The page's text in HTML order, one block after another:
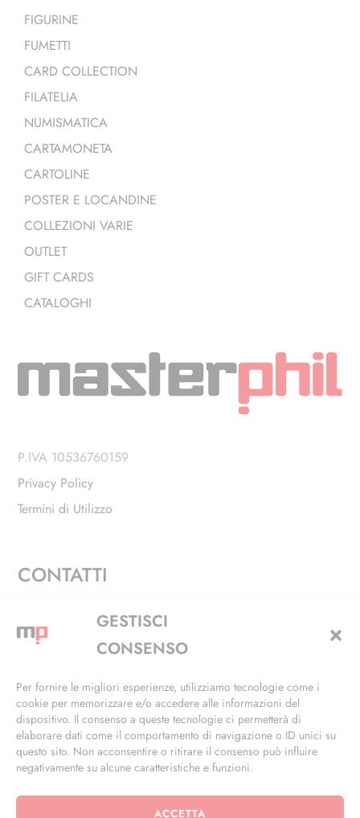
GESTISCI
CONSENSO
Per fornire le migliori esperienze, utilizziamo tecnologie come i
cookie per memorizzare e/o accedere alle informazioni del
dispositivo. Il consenso a queste tecnologie ci permetterà di
elaborare dati come il comportamento di navigazione o ID unici su
questo sito. Non acconsentire o ritirare il consenso può influire
negativamente su alcune caratteristiche e funzioni.
ACCETTA
FIGURINE
FUMETTI
CARD COLLECTION
FILATELIA
NUMISMATICA
CARTAMONETA
CARTOLINE
POSTER E LOCANDINE
COLLEZIONI VARIE
OUTLET
GIFT CARDS
CATALOGHI
P.IVA 10536760159
Privacy Policy
Termini di Utilizzo
CONTATTI
Via Alfieri, 27 - Trezzano Sul Naviglio (MI)
+39 02 4846 3155
info@masterphil.it